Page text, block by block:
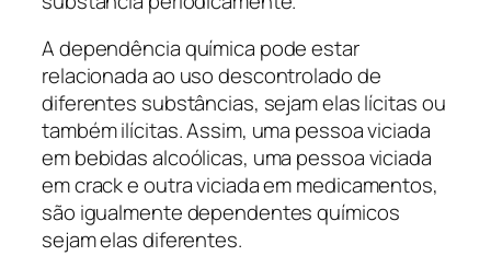
A dependência química pode estar
relacionada ao uso descontrolado de
diferentes substâncias, sejam elas lícitas ou
também ilícitas. Assim, uma pessoa viciada
em bebidas alcoólicas, uma pessoa viciada
em crack e outra viciada em medicamentos,
são igualmente dependentes químicos
sejam elas diferentes.